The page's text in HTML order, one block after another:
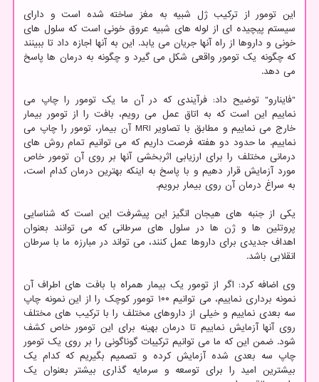
این تومور از ترکیب ژل شبیه به مغز ساخته شده است و دارای
سیستم پیچیده ای از لوله های شبیه عروق خونی است که سلول های
خونی و داروها از راه آنها جریان می یابد. این به آنها اجازه داد تا ببینند
که چگونه یک تومور واقعی شکل می گیرد و چگونه به درمان ها پاسخ
می دهد.
"فاینارو" توضیح داد: فرآیندی که در آن ما یک تومور را چاپ می
نماییم این است که به اتاق عمل می رویم، بافت را از تومور بیمار
خارج می نماییم و مطابق با تصاویر MRI آن بیمار، تومور را چاپ می
نماییم. ما حدود دو هفته فرصت داریم که می توانیم تمام روش های
درمانی مختلف را برای ارزیابی اثربخشی آنها بر روی آن تومور خاص
مورد آزمایش قرار دهیم و با پاسخ به اینکه بهترین درمان کدام است،
به سراغ درمان آن روی بیمار برویم.
یکی از جنبه های هیجان انگیز این پیشرفت این است که شناسایی
پروتئین ها و ژن ها در سلول های سرطانی که می توانند بعنوان
اهداف جدیدی برای داروها عمل کنند، می تواند در مبارزه ما با سرطان
انقلابی باشد.
وی اضافه کرد: اگر از تومور یک بیمار همراه با بافت های اطراف آن
نمونه برداری نماییم، می توانیم ۱۰۰ تومور کوچک را از این نمونه چاپ
سه بعدی نماییم و خیلی از داروهای مختلف را با ترکیب های مختلف
روی آنها آزمایش نماییم تا درمان بهینه برای این تومور خاص کشف
شود. ضمن این که ما می توانیم ترکیبات گوناگونی را بر روی یک تومور
چاپ سه بعدی شده آزمایش کرده و تصمیم بگیریم که کدام یک
بیشترین امید را برای توسعه و سرمایه گذاری بیشتر بعنوان یک